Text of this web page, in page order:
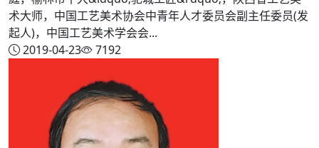
术大师，中国工艺美术协会中青年人才委员会副主任委员(发
起人)，中国工艺美术学会会...
2019-04-23
7192